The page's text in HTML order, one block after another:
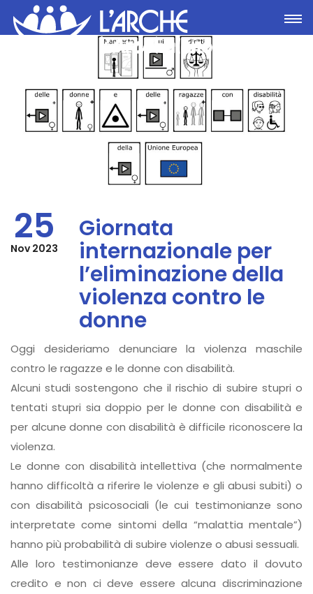
25
Nov 2023
Giornata
internazionale per
l’eliminazione della
violenza contro le
donne
Oggi desideriamo denunciare la violenza maschile
contro le ragazze e le donne con disabilità.
Alcuni studi sostengono che il rischio di subire stupri o
tentati stupri sia doppio per le donne con disabilità e
per alcune donne con disabilità è difficile riconoscere la
violenza.
Le donne con disabilità intellettiva (che normalmente
hanno difficoltà a riferire le violenze e gli abusi subiti) o
con disabilità psicosociali (le cui testimonianze sono
interpretate come sintomi della “malattia mentale”)
hanno più probabilità di subire violenze o abusi sessuali.
Alle loro testimonianze deve essere dato il dovuto
credito e non ci deve essere alcuna discriminazione